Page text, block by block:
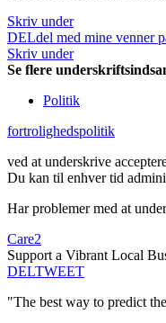
Skriv under
DELdel med mine venner
Skriv under
Se flere
Politik
fortrolighedspolitik
ved at underskrive
Du kan til enhver tid
Har problemer med at
Care2
Support a Vibrant Local
DELTWEET
"The best way to predict